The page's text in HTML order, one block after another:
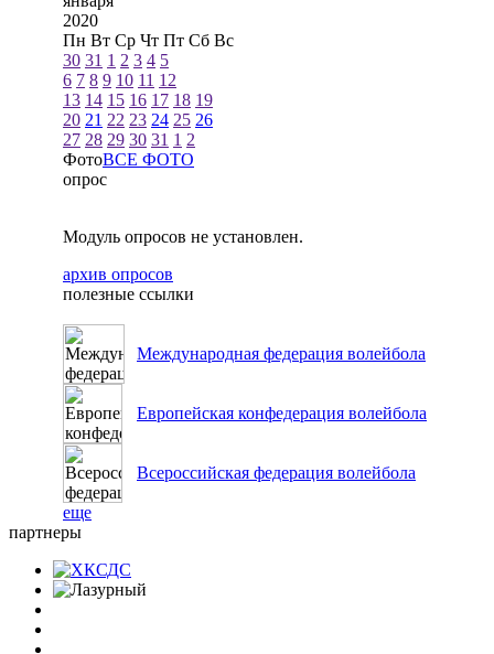
2020
Пн Вт Ср Чт Пт Сб Вс
30 31 1 2 3 4 5
6 7 8 9 10 11 12
13 14 15 16 17 18 19
20 21 22 23 24 25 26
27 28 29 30 31 1 2
ФотоВСЕ ФОТО
опрос
Модуль опросов не установлен.
архив опросов
полезные ссылки
Международная федерация волейбола
Европейская конфедерация волейбола
Всероссийская федерация волейбола
еще
партнеры